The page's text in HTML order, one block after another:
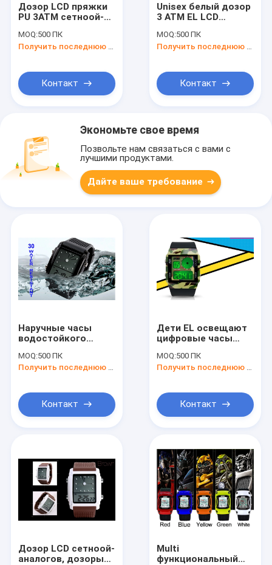
Дозор LCD пряжки
PU 3ATM сетноой-
фасонирует
двойные наручные
MOQ:500 ПК
Контакт
Unisex белый дозор
3 ATM EL LCD
освещает дозоры
контржурным
MOQ:500 ПК
Контакт
Экономьте свое время
Позвольте нам связаться с вами с
лучшими продуктами.
Дайте ваше требование
Наручные часы
водостойкого
аналогов дозора
LCD двойного
MOQ:500 ПК
Получить последнюю цену
Контакт
Дети EL освещают
цифровые часы
светом времени
наручных часов
MOQ:500 ПК
Получить последнюю цену
Контакт
Дозор LCD сетноой-
аналогов, дозоры
Multi
функциональный